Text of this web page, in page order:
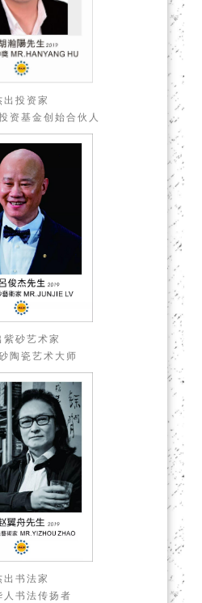
出投资家
资基金创始合伙人
紫砂艺术家
陶瓷艺术大师
出书法家
人书法传扬者